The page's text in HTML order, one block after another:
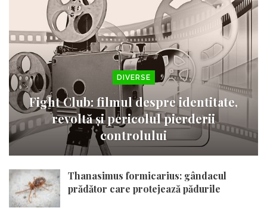
DIVERSE
Fight Club: filmul despre identitate,
revoltă și pericolul pierderii
controlului
Thanasimus formicarius: gândacul
prădător care protejează pădurile